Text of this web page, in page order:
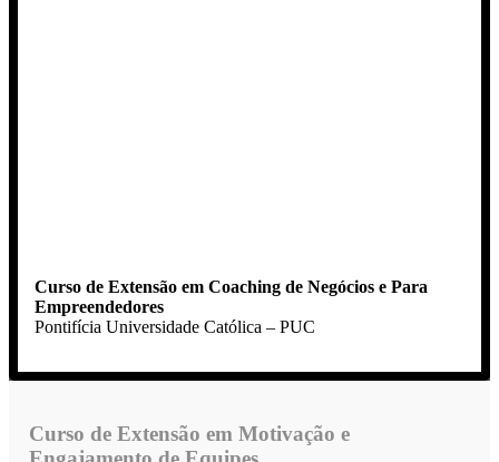
Curso de Extensão em Coaching de Negócios e Para
Empreendedores
Pontifícia Universidade Católica – PUC
Curso de Extensão em Motivação e